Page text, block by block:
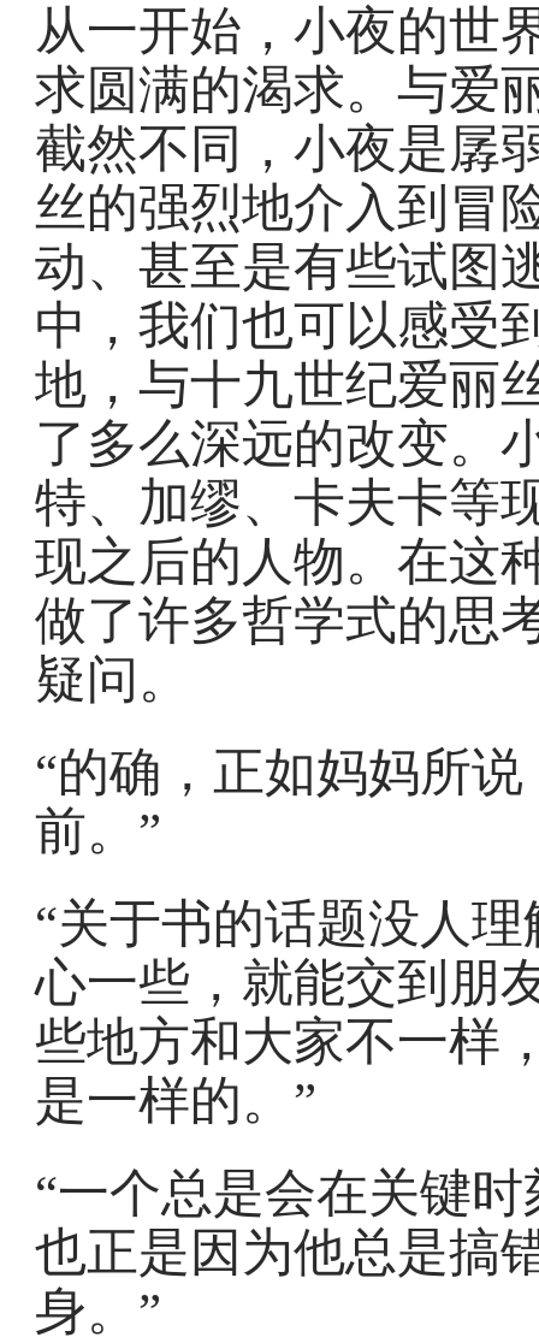
从一开始，小夜的世
求圆满的渴求。与爱
截然不同，小夜是孱
丝的强烈地介入到冒
动、甚至是有些试图
中，我们也可以感受
地，与十九世纪爱丽
了多么深远的改变。
特、加缪、卡夫卡等
现之后的人物。在这
做了许多哲学式的思
疑问。
“的确，正如妈妈所
前。”
“关于书的话题没人
心一些，就能交到
些地方和大家不一样
是一样的。”
“一个总是会在关键
也正是因为他总是搞
身。”